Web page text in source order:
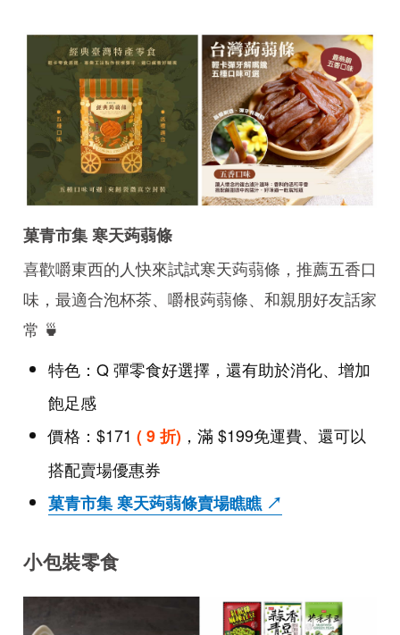
菓青市集 寒天蒟蒻條
喜歡嚼東西的人快來試試寒天蒟蒻條，推薦五香口
味，最適合泡杯茶、嚼根蒟蒻條、和親朋好友話家
常 🍵
特色：Q 彈零食好選擇，還有助於消化、增加
飽足感
價格：$171 ( 9 折) ，滿 $199免運費、還可以
搭配賣場優惠券
菓青市集 寒天蒟蒻條賣場瞧瞧 ↗
小包裝零食